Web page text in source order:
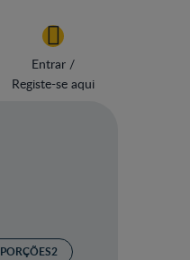
Entrar /
Registe-se aqui
PORÇÕES2